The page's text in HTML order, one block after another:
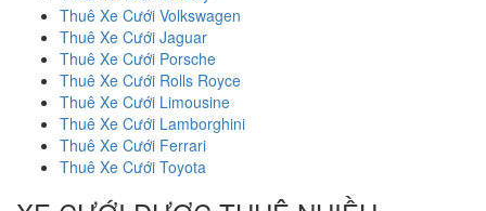
Thuê Xe Cưới Volkswagen
Thuê Xe Cưới Jaguar
Thuê Xe Cưới Porsche
Thuê Xe Cưới Rolls Royce
Thuê Xe Cưới Limousine
Thuê Xe Cưới Lamborghini
Thuê Xe Cưới Ferrari
Thuê Xe Cưới Toyota